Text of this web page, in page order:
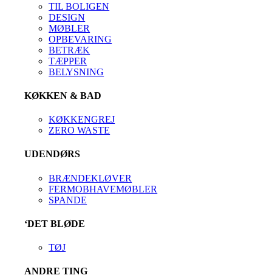
TIL BOLIGEN
DESIGN
MØBLER
OPBEVARING
BETRÆK
TÆPPER
BELYSNING
KØKKEN & BAD
KØKKENGREJ
ZERO WASTE
UDENDØRS
BRÆNDEKLØVER
FERMOBHAVEMØBLER
SPANDE
‘DET BLØDE
TØJ
ANDRE TING